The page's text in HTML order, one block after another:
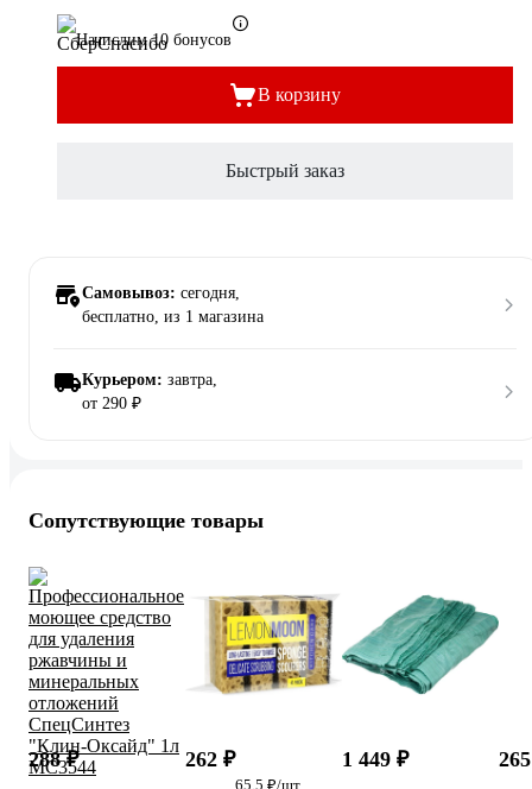
Начислим 10 бонусов
В корзину
Быстрый заказ
Самовывоз: сегодня,
бесплатно, из 1 магазина
Курьером: завтра,
от 290 ₽
Сопутствующие товары
288 ₽ 262 ₽
65.5 ₽/шт
1 449 ₽